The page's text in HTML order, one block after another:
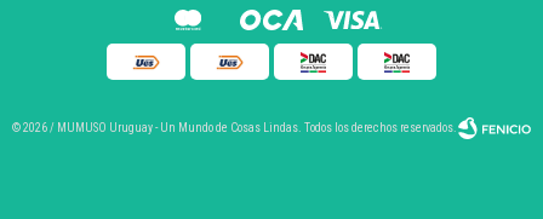
© 2026 / MUMUSO Uruguay - Un Mundo de Cosas Lindas. Todos los derechos reservados.